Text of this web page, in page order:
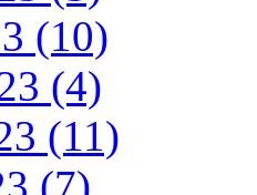
(10)
(4)
(11)
(7)